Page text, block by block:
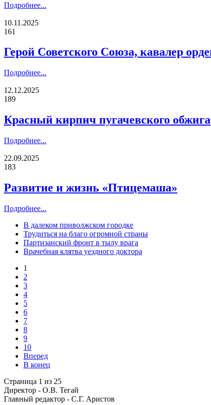
Подробнее...
10.11.2025
161
Герой Советского Союза, кавалер
Подробнее...
12.12.2025
189
Красный кирпич пугачевского обжига
Подробнее...
22.09.2025
183
Развитие и жизнь «Птицемаша»
Подробнее...
В далеком приволжском городке
Трудиться на благо огромной страны
Партизанский фронт в тылу врага
Врачебная клятва уездного доктора
1
2
3
4
5
6
7
8
9
10
Вперед
В конец
Страница 1 из 25
Директор - О.В. Тегай
Главный редактор - С.Г. Аристов